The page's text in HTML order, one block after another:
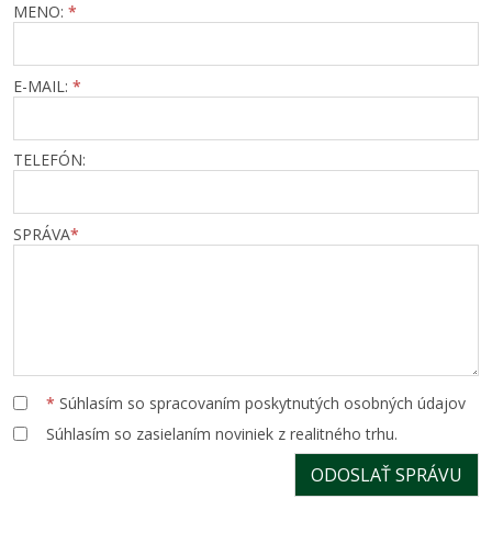
MENO: *
E-MAIL: *
TELEFÓN:
SPRÁVA*
* Súhlasím so spracovaním poskytnutých osobných údajov
Súhlasím so zasielaním noviniek z realitného trhu.